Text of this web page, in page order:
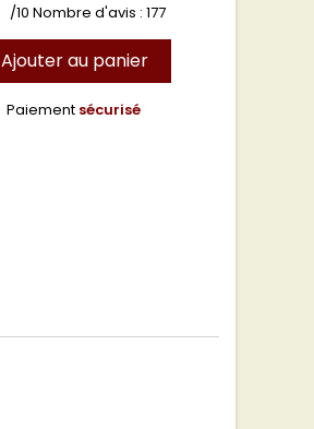
/10 Nombre d'avis : 177
Ajouter au panier
Paiement sécurisé